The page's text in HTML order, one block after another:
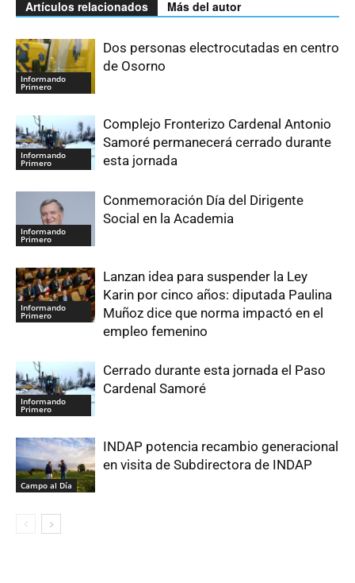
Artículos relacionados Más del autor
Informando
Primero
Dos personas electrocutadas en centro
de Osorno
Informando
Primero
Complejo Fronterizo Cardenal Antonio
Samoré permanecerá cerrado durante
esta jornada
Informando
Primero
Conmemoración Día del Dirigente
Social en la Academia
Informando
Primero
Lanzan idea para suspender la Ley
Karin por cinco años: diputada Paulina
Muñoz dice que norma impactó en el
empleo femenino
Informando
Primero
Cerrado durante esta jornada el Paso
Cardenal Samoré
Campo al Día
INDAP potencia recambio generacional
en visita de Subdirectora de INDAP